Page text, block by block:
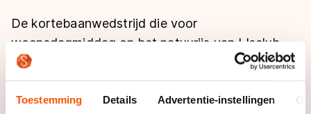
Toestemming Details Advertentie-instellingen
Langebaan
Shorttrack
Uitslagen
Langebaan
Shorttrack
Tijden & historie
Ranglijsten Langebaan
De kortebaanwedstrijd die voor
woensdagmiddag op het natuurijs van IJsclub
Vooruitgang in Steggerda stond gepland, gaat
niet door.